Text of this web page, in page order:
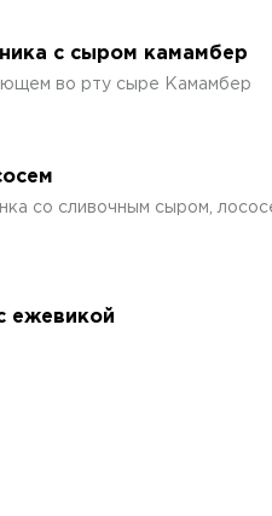
с сыром камамбер
во рту сыре Камамбер
со сливочным сыром,
ежевикой